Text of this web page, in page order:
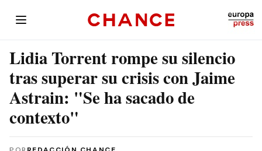
Lidia Torrent rompe su silencio
tras superar su crisis con Jaime
Astrain: "Se ha sacado de
contexto"